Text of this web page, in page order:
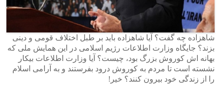
شاهزاده چه گفت؟ آیا شاهزاده باید بر طبل اختلاف قومی و دینی
بزند؟ جایگاه وزارت اطلاعات رژیم اسلامی در این همایش ملی که
بهانه اش کوروش بزرگ بود، چیست؟ آیا وزارت اطلاعات بیکار
نشسته است تا مردم به کوروش درود بفرستند و به آرامی اسلام
را از زندگی خود بیرون کنند؟ خیر!